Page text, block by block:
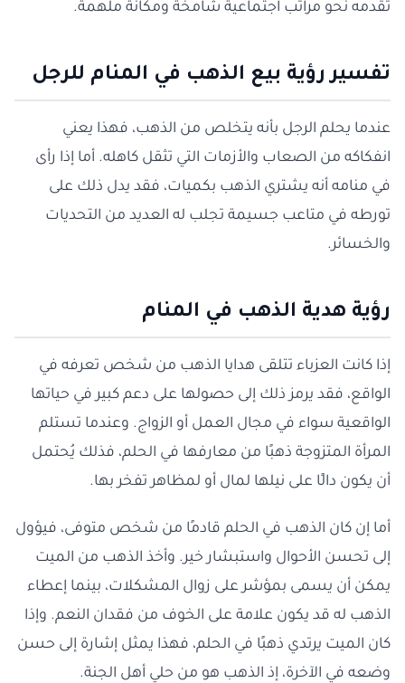
تقدمه نحو مراتب اجتماعية شامخة ومكانة ملهمة.
تفسير رؤية بيع الذهب في المنام للرجل
عندما يحلم الرجل بأنه يتخلص من الذهب، فهذا يعني
انفكاكه من الصعاب والأزمات التي تثقل كاهله. أما إذا رأى
في منامه أنه يشتري الذهب بكميات، فقد يدل ذلك على
تورطه في متاعب جسيمة تجلب له العديد من التحديات
والخسائر.
رؤية هدية الذهب في المنام
إذا كانت العزباء تتلقى هدايا الذهب من شخص تعرفه في
الواقع، فقد يرمز ذلك إلى حصولها على دعم كبير في حياتها
الواقعية سواء في مجال العمل أو الزواج. وعندما تستلم
المرأة المتزوجة ذهبًا من معارفها في الحلم، فذلك يُحتمل
أن يكون دالًا على نيلها لمال أو لمظاهر تفخر بها.
أما إن كان الذهب في الحلم قادمًا من شخص متوفى، فيؤول
إلى تحسن الأحوال واستبشار خير. وأخذ الذهب من الميت
يمكن أن يسمى بمؤشر على زوال المشكلات، بينما إعطاء
الذهب له قد يكون علامة على الخوف من فقدان النعم. وإذا
كان الميت يرتدي ذهبًا في الحلم، فهذا يمثل إشارة إلى حسن
وضعه في الآخرة، إذ الذهب هو من حلي أهل الجنة.